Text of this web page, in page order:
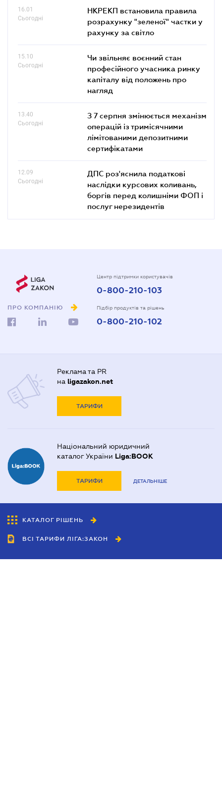
16.01
Сьогодні
НКРЕКП встановила правила
розрахунку "зеленої" частки у
рахунку за світло
15.10
Сьогодні
Чи звільняє воєнний стан
професійного учасника ринку
капіталу від положень про
нагляд
13.40
Сьогодні
З 7 серпня змінюється механізм
операцій із тримісячними
лімітованими депозитними
сертифікатами
12.09
Сьогодні
ДПС роз'яснила податкові
наслідки курсових коливань,
боргів перед колишніми ФОП і
послуг нерезидентів
ПРО КОМПАНІЮ
Центр підтримки користувачів
0-800-210-103
Підбір продуктів та рішень
0-800-210-102
Реклама та PR
на ligazakon.net
ТАРИФИ
Національний юридичний
каталог України Liga:BOOK
ТАРИФИ ДЕТАЛЬНІШЕ
КАТАЛОГ РІШЕНЬ
ВСІ ТАРИФИ ЛІГА:ЗАКОН